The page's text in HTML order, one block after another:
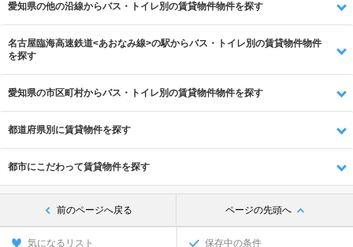
愛知県の他の沿線からバス・トイレ別の賃貸物件物件を探す
名古屋臨海高速鉄道<あおなみ線>の駅からバス・トイレ別の賃貸物件物件
を探す
愛知県の市区町村からバス・トイレ別の賃貸物件物件を探す
都道府県別に賃貸物件を探す
都市にこだわって賃貸物件を探す
前のページへ戻る ページの先頭へ
気になるリスト 保存中の条件